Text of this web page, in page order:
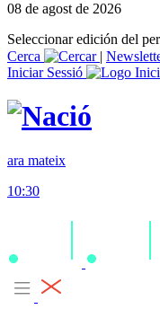
08 de agost de 2026
Seleccionar edición del
Cerca
|
Iniciar Sessió
ara mateix
10:30